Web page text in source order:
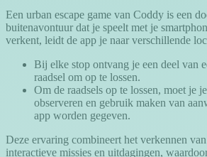
Een urban escape game van Coddy is een
buitenavontuur dat je speelt met je
verkent, leidt de app je naar verschillende
Bij elke stop ontvang je een deel van
raadsel om op te lossen.
Om de raadsels op te lossen, moet je
observeren en gebruik maken van
app worden gegeven.
Deze ervaring combineert het verkennen
interactieve missies en uitdagingen,